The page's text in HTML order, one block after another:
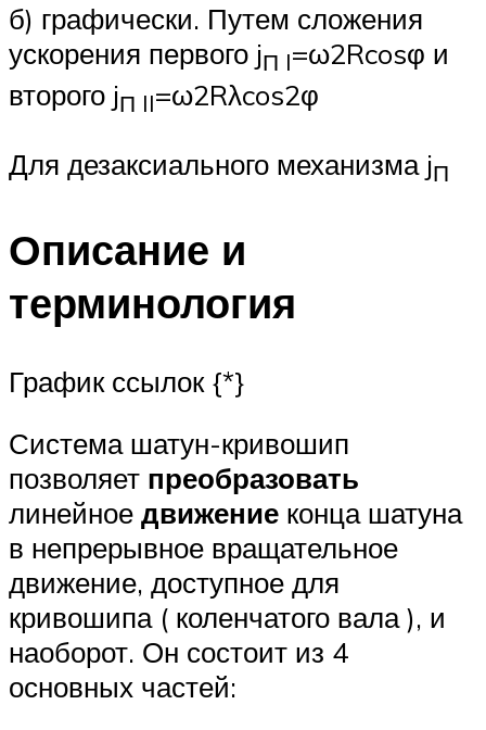
б) графически. Путем сложения
ускорения первого jП I=ω2Rcosφ и
второго jП II=ω2Rλcos2φ
Для дезаксиального механизма jП
Описание и
терминология
График ссылок {*}
Система шатун-кривошип
позволяет преобразовать
линейное движение конца шатуна
в непрерывное вращательное
движение, доступное для
кривошипа ( коленчатого вала ), и
наоборот. Он состоит из 4
основных частей: